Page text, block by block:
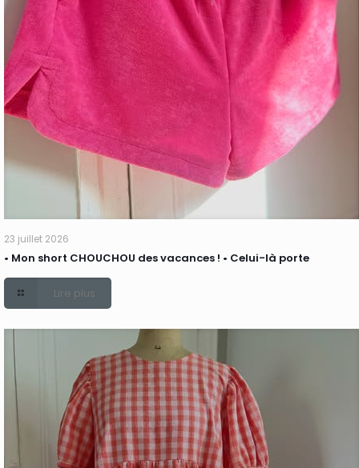
23 juillet 2026
• Mon short CHOUCHOU des vacances ! • Celui-là porte
Lire plus